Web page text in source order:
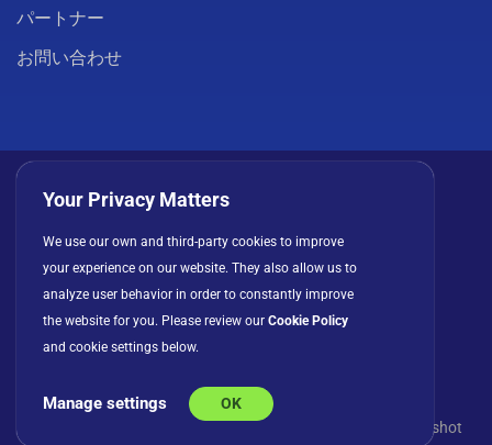
パートナー
お問い合わせ
ライセンス契約
© Copyright 2026 INFRAGISTICS. All Rights Reserved. Slingshot
Your Privacy Matters
We use our own and third-party cookies to improve
your experience on our website. They also allow us to
analyze user behavior in order to constantly improve
the website for you. Please review our Cookie Policy
and cookie settings below.
Manage settings OK